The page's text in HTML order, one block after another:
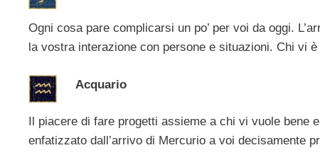
Ogni cosa pare complicarsi un po’ per voi da oggi.
la vostra interazione con persone e situazioni. Chi vi
Acquario
Il piacere di fare progetti assieme a chi vi vuole
enfatizzato dall’arrivo di Mercurio a voi decisamente